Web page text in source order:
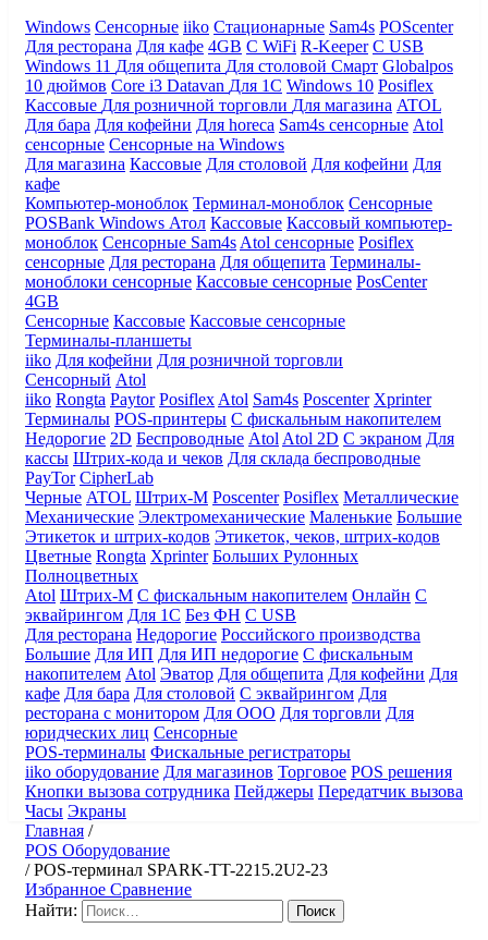
Windows Сенсорные iiko Стационарные Sam4s POScenter
Для ресторана Для кафе 4GB С WiFi R-Keeper С USB
Windows 11 Для общепита Для столовой Смарт Globalpos
10 дюймов Core i3 Datavan Для 1С Windows 10 Posiflex
Кассовые Для розничной торговли Для магазина ATOL
Для бара Для кофейни Для horeca Sam4s сенсорные Atol
сенсорные Сенсорные на Windows
Для магазина Кассовые Для столовой Для кофейни Для
кафе
Компьютер-моноблок Терминал-моноблок Сенсорные
POSBank Windows Атол Кассовые Кассовый компьютер-
моноблок Сенсорные Sam4s Atol сенсорные Posiflex
сенсорные Для ресторана Для общепита Терминалы-
моноблоки сенсорные Кассовые сенсорные PosCenter
4GB
Сенсорные Кассовые Кассовые сенсорные
Терминалы-планшеты
iiko Для кофейни Для розничной торговли
Сенсорный Atol
iiko Rongta Paytor Posiflex Atol Sam4s Poscenter Xprinter
Терминалы POS-принтеры С фискальным накопителем
Недорогие 2D Беспроводные Atol Atol 2D С экраном Для
кассы Штрих-кода и чеков Для склада беспроводные
PayTor CipherLab
Черные ATOL Штрих-М Poscenter Posiflex Металлические
Механические Электромеханические Маленькие Большие
Этикеток и штрих-кодов Этикеток, чеков, штрих-кодов
Цветные Rongta Xprinter Больших Рулонных
Полноцветных
Atol Штрих-М С фискальным накопителем Онлайн С
эквайрингом Для 1С Без ФН С USB
Для ресторана Недорогие Российского производства
Большие Для ИП Для ИП недорогие С фискальным
накопителем Atol Эватор Для общепита Для кофейни Для
кафе Для бара Для столовой С эквайрингом Для
ресторана с монитором Для ООО Для торговли Для
юридческих лиц Сенсорные
POS-терминалы Фискальные регистраторы
iiko оборудование Для магазинов Торговое POS решения
Кнопки вызова сотрудника Пейджеры Передатчик вызова
Часы Экраны
Главная /
POS Оборудование
/POS-терминал SPARK-TT-2215.2U2-23
Избранное Сравнение
Найти: